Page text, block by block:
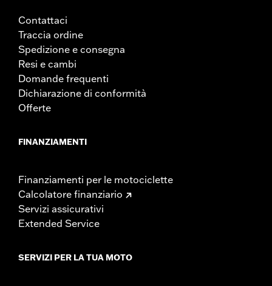
Contattaci
Traccia ordine
Spedizione e consegna
Resi e cambi
Domande frequenti
Dichiarazione di conformità
Offerte
FINANZIAMENTI
Finanziamenti per le motociclette
Calcolatore finanziario
Servizi assicurativi
Extended Service
SERVIZI PER LA TUA MOTO